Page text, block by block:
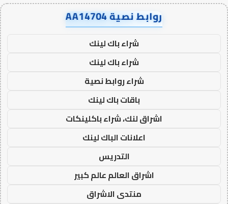
روابط نصية AA14704
شراء باك لينك
شراء باك لينك
شراء روابط نصية
باقات باك لينك
اشراق لنك، شراء باكلينكات
اعلانات الباك لينك
التدريس
اشراق العالم عالم كبير
منتدى الاشراق